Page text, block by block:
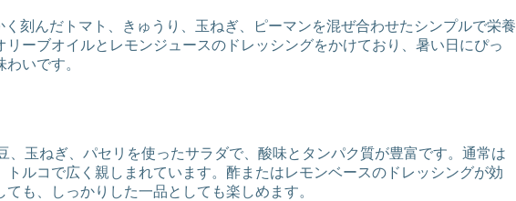
く刻んだトマト、きゅうり、玉ねぎ、ピーマンを混ぜ合わせたシンプルで栄養
リーブオイルとレモンジュースのドレッシングをかけており、暑い日にぴっ
いです。
、玉ねぎ、パセリを使ったサラダで、酸味とタンパク質が豊富です。通常は
トルコで広く親しまれています。酢またはレモンベースのドレッシングが効
も、しっかりした一品としても楽しめます。